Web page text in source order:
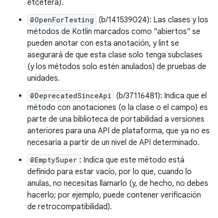
etcétera).
@OpenForTesting (b/141539024): Las clases y los
métodos de Kotlin marcados como "abiertos" se
pueden anotar con esta anotación, y lint se
asegurará de que esta clase solo tenga subclases
(y los métodos solo estén anulados) de pruebas de
unidades.
@DeprecatedSinceApi (b/37116481): Indica que el
método con anotaciones (o la clase o el campo) es
parte de una biblioteca de portabilidad a versiones
anteriores para una API de plataforma, que ya no es
necesaria a partir de un nivel de API determinado.
@EmptySuper : Indica que este método está
definido para estar vacío, por lo que, cuando lo
anulas, no necesitas llamarlo (y, de hecho, no debes
hacerlo; por ejemplo, puede contener verificación
de retrocompatibilidad).